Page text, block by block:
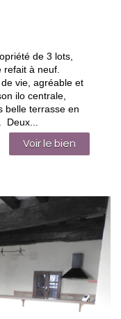
de 3 lots,
refait à neuf.
vie, agréable et
ilo centrale,
belle terrasse en
Deux...
Voir le bien